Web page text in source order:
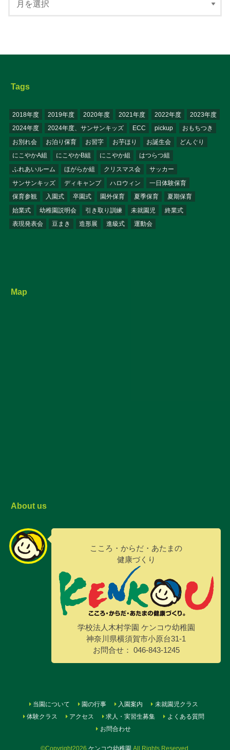
Tags
2018年度 2019年度 2020年度 2021年度 2022年度
2023年度
2024年度
2024年度、サンサンキッズ ECC pickup
おもちつき
お別れ会
お泊り保育 お習字 お芋ほり お誕生会
どんぐり
にこやかA組
にこやかB組 にこやか組
はつらつ組
ふれあいルーム
ほがらか組 クリスマス会
サッカー
サンサンキッズ
ディキャンプ ハロウィン
一日体験保育
保育参観
入園式 卒園式 園外保育 夏季保育
夏期保育
始業式
幼稚園説明会 引き取り訓練 未就園児
終業式
表現発表会
豆まき 造形展 進級式 運動会
Map
About us
こころ・からだ・あたまの
健康づくり
学校法人木村学園 ケンコウ幼稚園
神奈川県横須賀市小原台31-1
お問合せ： 046-843-1245
当園について 園の行事 入園案内
未就園児クラス
体験クラス
アクセス 求人・実習生募集
よくある質問
お問合わせ
©Copyright2026 ケンコウ幼稚園 .All Rights Reserved.